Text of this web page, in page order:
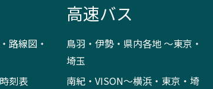
路線図・
刻表
高速バス
鳥羽・伊勢・県内各地 ～東京・
埼玉
南紀・VISON～横浜・東京・埼